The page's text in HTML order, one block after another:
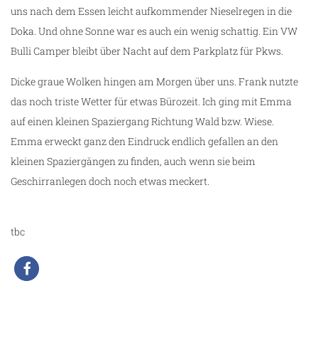
uns nach dem Essen leicht aufkommender Nieselregen in die
Doka. Und ohne Sonne war es auch ein wenig schattig. Ein VW
Bulli Camper bleibt über Nacht auf dem Parkplatz für Pkws.
Dicke graue Wolken hingen am Morgen über uns. Frank nutzte
das noch triste Wetter für etwas Bürozeit. Ich ging mit Emma
auf einen kleinen Spaziergang Richtung Wald bzw. Wiese.
Emma erweckt ganz den Eindruck endlich gefallen an den
kleinen Spaziergängen zu finden, auch wenn sie beim
Geschirranlegen doch noch etwas meckert.
tbc